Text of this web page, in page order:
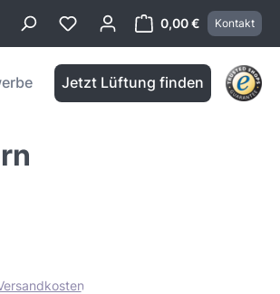
0,00 €
Warenkorb
Kontakt
Jetzt Lüftung finden